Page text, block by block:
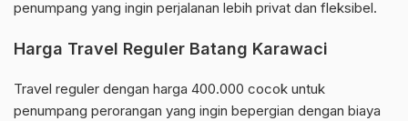
penumpang yang ingin perjalanan lebih privat dan fleksibel.
Harga Travel Reguler Batang Karawaci
Travel reguler dengan harga 400.000 cocok untuk
penumpang perorangan yang ingin bepergian dengan biaya